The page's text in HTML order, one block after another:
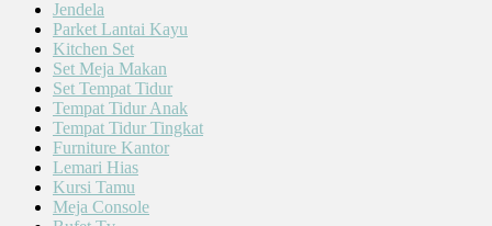
Jendela
Parket Lantai Kayu
Kitchen Set
Set Meja Makan
Set Tempat Tidur
Tempat Tidur Anak
Tempat Tidur Tingkat
Furniture Kantor
Lemari Hias
Kursi Tamu
Meja Console